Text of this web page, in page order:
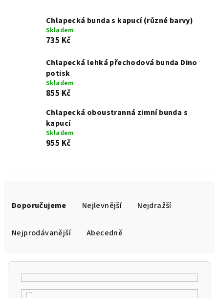
Chlapecká bunda s kapucí (různé barvy)
Skladem
735 Kč
Chlapecká lehká přechodová bunda Dino
potisk
Skladem
855 Kč
Chlapecká oboustranná zimní bunda s
kapucí
Skladem
955 Kč
Doporučujeme Nejlevnější Nejdražší
Nejprodávanější Abecedně